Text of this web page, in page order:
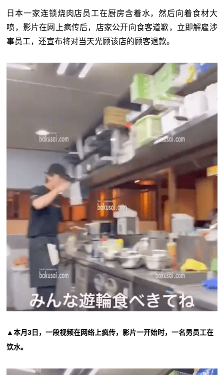
日本一家连锁烧肉店员工在厨房含着水，然后向着食材大
喷，影片在网上疯传后，店家公开向食客道歉，立即解雇涉
事员工，还宣布将对当天光顾该店的顾客退款。
▲本月3日，一段视频在网络上疯传，影片一开始时，一名男员工在
饮水。